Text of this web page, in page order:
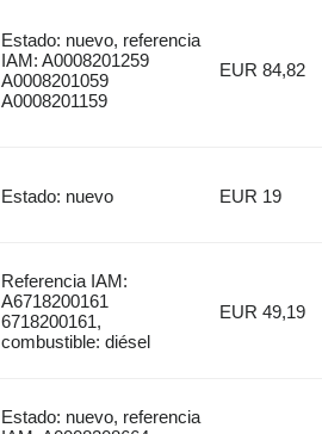
Estado: nuevo, referencia
IAM: A0008201259
A0008201059
A0008201159
EUR 84,82
Estado: nuevo EUR 19
Referencia IAM:
A6718200161
6718200161,
combustible: diésel
EUR 49,19
Estado: nuevo, referencia